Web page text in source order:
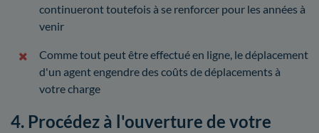
continueront toutefois à se renforcer pour les années à
venir
Comme tout peut être effectué en ligne, le déplacement
d'un agent engendre des coûts de déplacements à
votre charge
4. Procédez à l'ouverture de votre